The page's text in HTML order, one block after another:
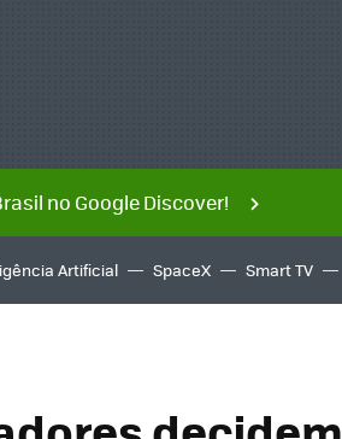
no Google Discover!
Artificial SpaceX Smart TV